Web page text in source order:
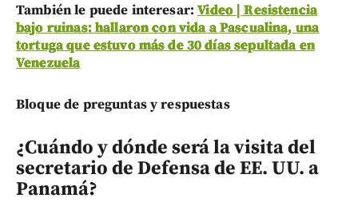
También le puede interesar:Video | Resistencia
bajo ruinas: hallaron con vida a Pascualina, una
tortuga que estuvo más de 30 días sepultada en
Venezuela
Bloque de preguntas y respuestas
¿Cuándo y dónde será la visita del
secretario de Defensa de EE. UU. a
Panamá?